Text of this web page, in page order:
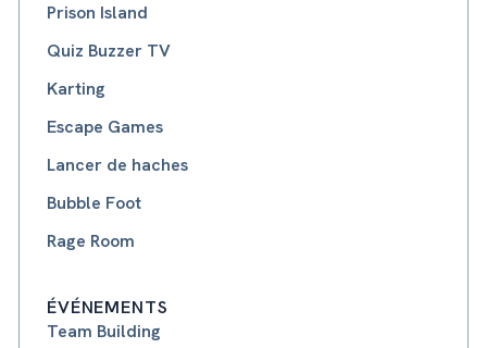
Prison Island
Quiz Buzzer TV
Karting
Escape Games
Lancer de haches
Bubble Foot
Rage Room
ÉVÉNEMENTS
Team Building